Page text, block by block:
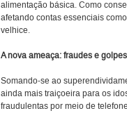
alimentação básica. Como
afetando contas essenciais
velhice.
A nova ameaça: fraudes e
Somando-se ao
ainda mais traiçoeira para os
fraudulentas por meio de